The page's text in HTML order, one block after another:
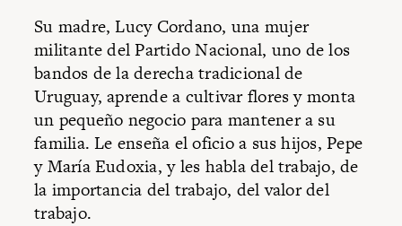
Su madre, Lucy Cordano, una mujer
militante del Partido Nacional, uno de los
bandos de la derecha tradicional de
Uruguay, aprende a cultivar flores y monta
un pequeño negocio para mantener a su
familia. Le enseña el oficio a sus hijos, Pepe
y María Eudoxia, y les habla del trabajo, de
la importancia del trabajo, del valor del
trabajo.